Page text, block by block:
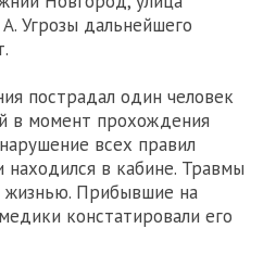
Угрозы дальнейшего
пострадал один человек
в момент прохождения
всех правил
находился в кабине. Травмы
Прибывшие на
констатировали его